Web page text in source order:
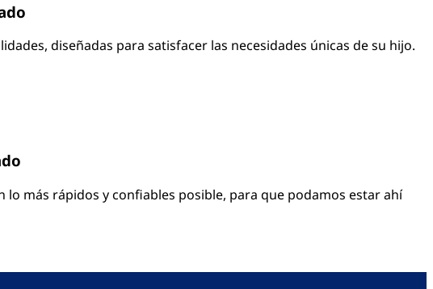
diseñadas para satisfacer las necesidades únicas de su hijo.
más rápidos y confiables posible, para que podamos estar ahí